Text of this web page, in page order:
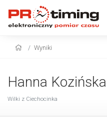
Wyniki
Hanna Kozińska
Wilki z Ciechocinka